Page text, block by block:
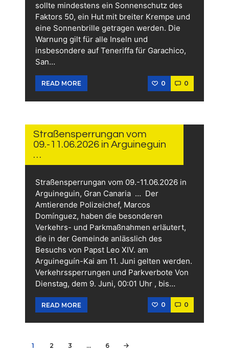
sollte mindestens ein Sonnenschutz des
Faktors 50, ein Hut mit breiter Krempe und
eine Sonnenbrille getragen werden. Die
Warnung gilt für alle Inseln und
insbesondere auf Teneriffa für Garachico,
San…
READ MORE 0 0
2026
Straßensperrungan vom
09.-11.06.2026 in Arguineguin
…
Straßensperrungan vom 09.-11.06.2026 in
Arguineguin, Gran Canaria … Der
Amtierende Polizeichef, Marcos
Domínguez, haben die besonderen
Verkehrs- und Parkmaßnahmen erläutert,
die in der Gemeinde anlässlich des
Besuchs von Papst Leo XIV. am
Arguineguín-Kai am 11. Juni gelten werden.
Verkehrssperrungen und Parkverbote Von
Dienstag, dem 9. Juni, 00:01 Uhr , bis…
READ MORE 0 0
Seitennummerierung
PAGE
1 PAGE
2 PAGE
3 … PAGE
6